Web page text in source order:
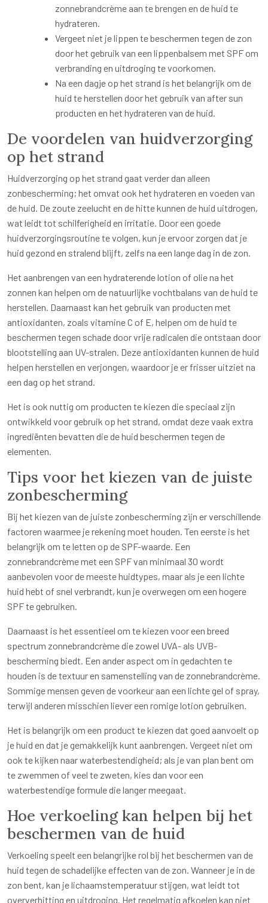
zonnebrandcrème aan te brengen en de huid te
hydrateren.
Vergeet niet je lippen te beschermen tegen de zon
door het gebruik van een lippenbalsem met SPF om
verbranding en uitdroging te voorkomen.
Na een dagje op het strand is het belangrijk om de
huid te herstellen door het gebruik van after sun
producten en het hydrateren van de huid.
De voordelen van huidverzorging
op het strand
Huidverzorging op het strand gaat verder dan alleen
zonbescherming; het omvat ook het hydrateren en voeden van
de huid. De zoute zeelucht en de hitte kunnen de huid uitdrogen,
wat leidt tot schilferigheid en irritatie. Door een goede
huidverzorgingsroutine te volgen, kun je ervoor zorgen dat je
huid gezond en stralend blijft, zelfs na een lange dag in de zon.
Het aanbrengen van een hydraterende lotion of olie na het
zonnen kan helpen om de natuurlijke vochtbalans van de huid te
herstellen. Daarnaast kan het gebruik van producten met
antioxidanten, zoals vitamine C of E, helpen om de huid te
beschermen tegen schade door vrije radicalen die ontstaan door
blootstelling aan UV-stralen. Deze antioxidanten kunnen de huid
helpen herstellen en verjongen, waardoor je er frisser uitziet na
een dag op het strand.
Het is ook nuttig om producten te kiezen die speciaal zijn
ontwikkeld voor gebruik op het strand, omdat deze vaak extra
ingrediënten bevatten die de huid beschermen tegen de
elementen.
Tips voor het kiezen van de juiste
zonbescherming
Bij het kiezen van de juiste zonbescherming zijn er verschillende
factoren waarmee je rekening moet houden. Ten eerste is het
belangrijk om te letten op de SPF-waarde. Een
zonnebrandcrème met een SPF van minimaal 30 wordt
aanbevolen voor de meeste huidtypes, maar als je een lichte
huid hebt of snel verbrandt, kun je overwegen om een hogere
SPF te gebruiken.
Daarnaast is het essentieel om te kiezen voor een breed
spectrum zonnebrandcrème die zowel UVA- als UVB-
bescherming biedt. Een ander aspect om in gedachten te
houden is de textuur en samenstelling van de zonnebrandcrème.
Sommige mensen geven de voorkeur aan een lichte gel of spray,
terwijl anderen misschien liever een romige lotion gebruiken.
Het is belangrijk om een product te kiezen dat goed aanvoelt op
je huid en dat je gemakkelijk kunt aanbrengen. Vergeet niet om
ook te kijken naar waterbestendigheid; als je van plan bent om
te zwemmen of veel te zweten, kies dan voor een
waterbestendige formule die langer meegaat.
Hoe verkoeling kan helpen bij het
beschermen van de huid
Verkoeling speelt een belangrijke rol bij het beschermen van de
huid tegen de schadelijke effecten van de zon. Wanneer je in de
zon bent, kan je lichaamstemperatuur stijgen, wat leidt tot
oververhitting en uitdroging. Het regelmatig afkoelen kan niet